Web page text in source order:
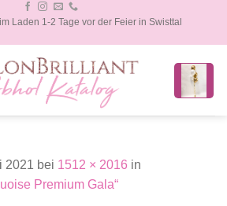
Laden 1-2 Tage vor der Feier in Swisttal
2021 bei 1512 × 2016 in
Premium Gala“